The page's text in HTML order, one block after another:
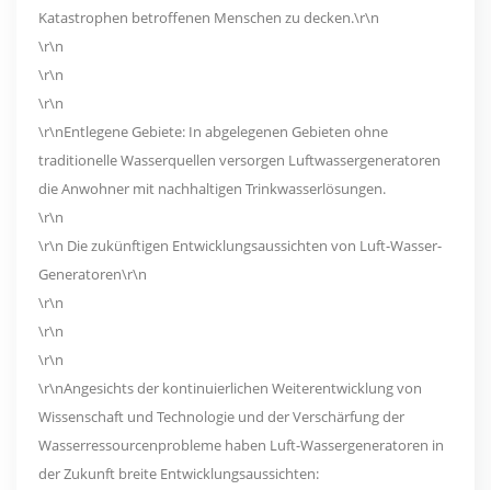
Katastrophen betroffenen Menschen zu decken.\r\n
\r\n
\r\n
\r\n
\r\nEntlegene Gebiete: In abgelegenen Gebieten ohne
traditionelle Wasserquellen versorgen Luftwassergeneratoren
die Anwohner mit nachhaltigen Trinkwasserlösungen.
\r\n
\r\n Die zukünftigen Entwicklungsaussichten von Luft-Wasser-
Generatoren\r\n
\r\n
\r\n
\r\n
\r\nAngesichts der kontinuierlichen Weiterentwicklung von
Wissenschaft und Technologie und der Verschärfung der
Wasserressourcenprobleme haben Luft-Wassergeneratoren in
der Zukunft breite Entwicklungsaussichten: